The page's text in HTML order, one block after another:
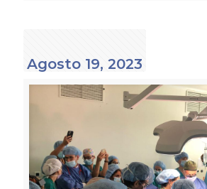
Agosto 19, 2023